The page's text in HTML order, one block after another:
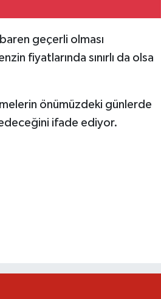
geçerli olması
fiyatlarında sınırlı da olsa
önümüzdeki günlerde
ifade ediyor.